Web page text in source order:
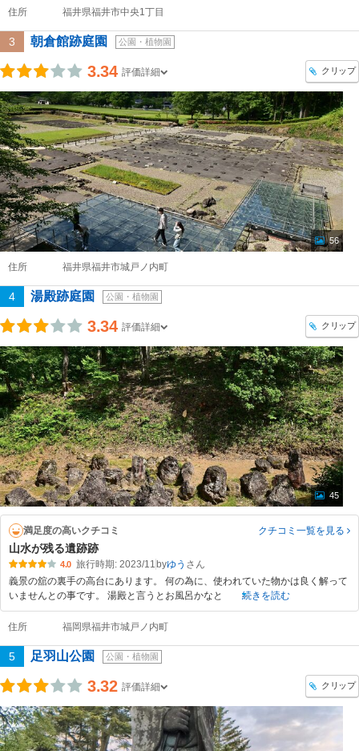
住所 福井県福井市中央1丁目
3 朝倉館跡庭園 公園・植物園
3.34 評価詳細 クリップ
56
住所 福井県福井市城戸ノ内町
4 湯殿跡庭園 公園・植物園
3.34 評価詳細 クリップ
45
満足度の高いクチコミ クチコミ一覧を見る
山水が残る遺跡跡
4.0 旅行時期: 2023/11 byゆう
義景の舘の裏手の高台にあります。 何の為に、使われていた物かは良く解って
いませんとの事です。 湯殿と言うとお風呂かなと
続きを読む
住所 福岡県福井市城戸ノ内町
5 足羽山公園 公園・植物園
3.32 評価詳細 クリップ